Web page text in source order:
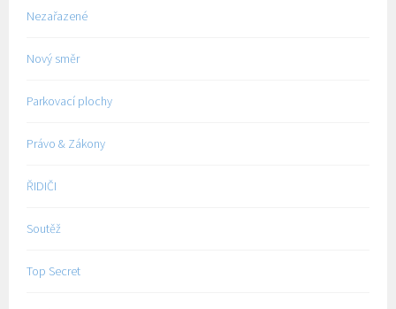
Nezařazené
Nový směr
Parkovací plochy
Právo & Zákony
ŘIDIČI
Soutěž
Top Secret